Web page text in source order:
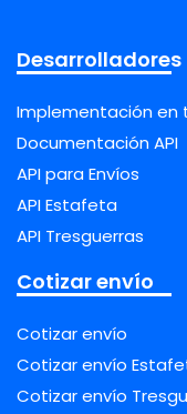
Desarrolladores
Implementación en
Documentación API
API para Envíos
API Estafeta
API Tresguerras
Cotizar envío
Cotizar envío
Cotizar envío
Cotizar envío